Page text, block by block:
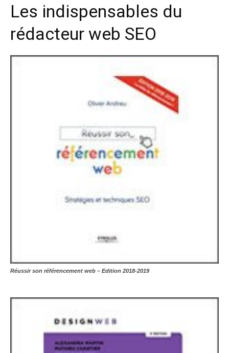
Les indispensables du
rédacteur web SEO
Réussir son référencement web – Edition 2018-2019